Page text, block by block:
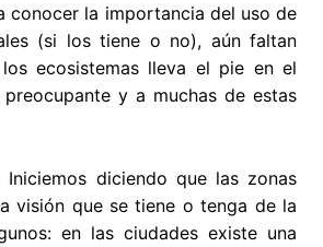
conocer la importancia del uso de
(si los tiene o no), aún faltan
ecosistemas lleva el pie en el
y a muchas de estas
diciendo que las zonas
visión que se tiene o tenga de la
en las ciudades existe una